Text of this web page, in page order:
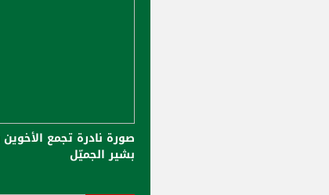
صورة نادرة تجمع
بشير الجميّل